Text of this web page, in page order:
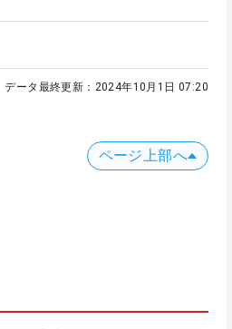
データ最終更新： 2024年10月1日 07:20
ページ上部へ